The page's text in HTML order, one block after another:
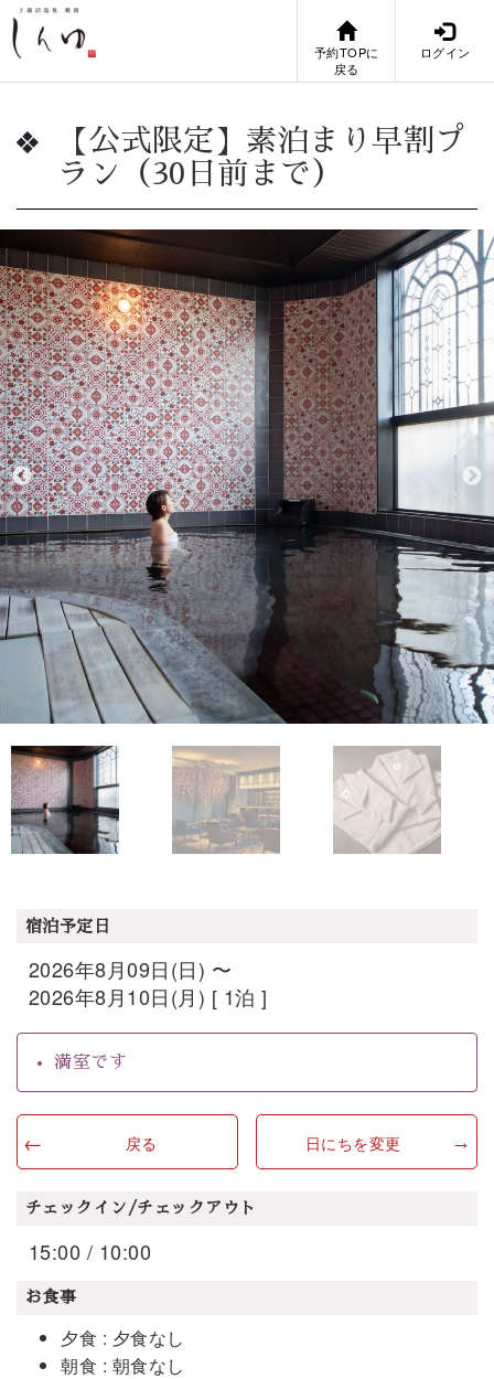
予約TOPに
戻る
ログイン
【公式限定】素泊まり早割プ
ラン（30日前まで）
宿泊予定日
2026年8月09日(日) 〜
2026年8月10日(月) [ 1泊 ]
満室です
戻る 日にちを変更
チェックイン/チェックアウト
15:00 / 10:00
お食事
夕食 : 夕食なし
朝食 : 朝食なし